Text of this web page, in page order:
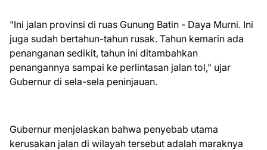
​"Ini jalan provinsi di ruas Gunung Batin - Daya Murni. Ini
juga sudah bertahun-tahun rusak. Tahun kemarin ada
penanganan sedikit, tahun ini ditambahkan
penangannya sampai ke perlintasan jalan tol," ujar
Gubernur di sela-sela peninjauan.
​Gubernur menjelaskan bahwa penyebab utama
kerusakan jalan di wilayah tersebut adalah maraknya